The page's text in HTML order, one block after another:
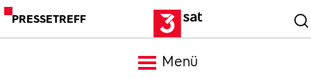
PRESSETREFF
Menü